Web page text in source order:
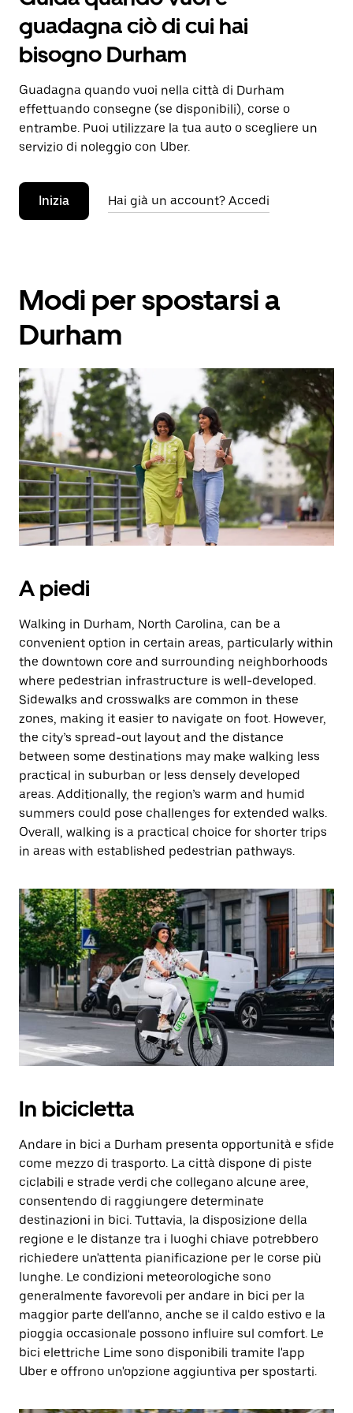
guadagna ciò di cui hai
bisogno Durham
Guadagna quando vuoi nella città di Durham
effettuando consegne (se disponibili), corse o
entrambe. Puoi utilizzare la tua auto o scegliere un
servizio di noleggio con Uber.
Inizia Hai già un account? Accedi
Modi per spostarsi a
Durham
A piedi
Walking in Durham, North Carolina, can be a
convenient option in certain areas, particularly within
the downtown core and surrounding neighborhoods
where pedestrian infrastructure is well-developed.
Sidewalks and crosswalks are common in these
zones, making it easier to navigate on foot. However,
the city’s spread-out layout and the distance
between some destinations may make walking less
practical in suburban or less densely developed
areas. Additionally, the region’s warm and humid
summers could pose challenges for extended walks.
Overall, walking is a practical choice for shorter trips
in areas with established pedestrian pathways.
In bicicletta
Andare in bici a Durham presenta opportunità e sfide
come mezzo di trasporto. La città dispone di piste
ciclabili e strade verdi che collegano alcune aree,
consentendo di raggiungere determinate
destinazioni in bici. Tuttavia, la disposizione della
regione e le distanze tra i luoghi chiave potrebbero
richiedere un'attenta pianificazione per le corse più
lunghe. Le condizioni meteorologiche sono
generalmente favorevoli per andare in bici per la
maggior parte dell'anno, anche se il caldo estivo e la
pioggia occasionale possono influire sul comfort. Le
bici elettriche Lime sono disponibili tramite l'app
Uber e offrono un'opzione aggiuntiva per spostarti.